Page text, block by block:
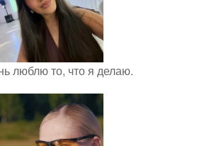
люблю то, что я делаю.